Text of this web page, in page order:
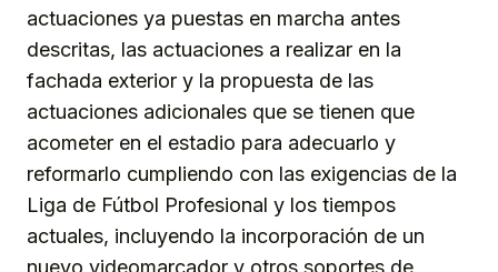
actuaciones ya puestas en marcha antes
descritas, las actuaciones a realizar en la
fachada exterior y la propuesta de las
actuaciones adicionales que se tienen que
acometer en el estadio para adecuarlo y
reformarlo cumpliendo con las exigencias de la
Liga de Fútbol Profesional y los tiempos
actuales, incluyendo la incorporación de un
nuevo videomarcador y otros soportes de